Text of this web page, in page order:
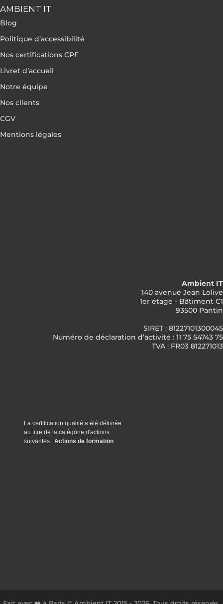
AMBIENT IT
Blog
Politique d’accessibilité
Nos certifications CPF
Livret d’accueil
Notre équipe
Nos clients
CGV
Mentions légales
Ambient IT
140 avenue Jean Lolive
1er étage - Bâtiment C1
93500 Pantin
SIRET : 81227101300045
Numéro de déclaration d’activité : 11 75 54743 75
TVA : FR03 812271013
La certification qualité a été délivrée
au titre de la catégorie d'actions
suivantes : Actions de formation